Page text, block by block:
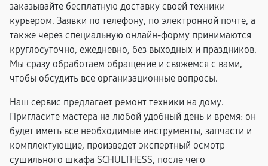
заказывайте бесплатную доставку своей техники
курьером. Заявки по телефону, по электронной почте, а
также через специальную онлайн-форму принимаются
круглосуточно, ежедневно, без выходных и праздников.
Мы сразу обработаем обращение и свяжемся с вами,
чтобы обсудить все организационные вопросы.
Наш сервис предлагает ремонт техники на дому.
Пригласите мастера на любой удобный день и время: он
будет иметь все необходимые инструменты, запчасти и
комплектующие, произведет экспертный осмотр
сушильного шкафа SCHULTHESS, после чего